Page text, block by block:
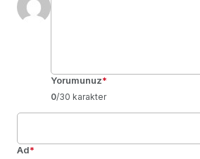
Yorumunuz*
0/30 karakter
Ad*